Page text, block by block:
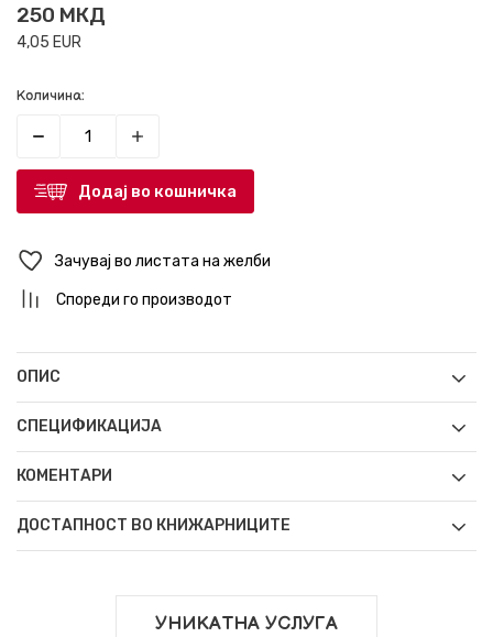
250 МКД
4,05 EUR
Количина:
Додај во кошничка
Зачувај во листата на желби
Спореди го производот
ОПИС
СПЕЦИФИКАЦИЈА
КОМЕНТАРИ
ДОСТАПНОСТ ВО КНИЖАРНИЦИТЕ
УНИКАТНА УСЛУГА